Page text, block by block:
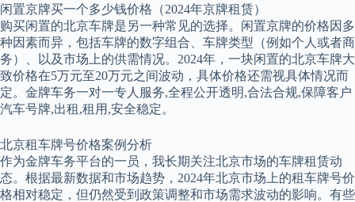
闲置京牌买一个多少钱价格（2024年京牌租赁）
购买闲置的北京车牌是另一种常见的选择。闲置京牌的价格因多
种因素而异，包括车牌的数字组合、车牌类型（例如个人或者商
务）、以及市场上的供需情况。2024年，一块闲置的北京车牌大
致价格在5万元至20万元之间波动，具体价格还需视具体情况而
定。金牌车务一对一专人服务,全程公开透明,合法合规,保障客户
汽车号牌,出租,租用,安全稳定。
北京租车牌号价格案例分析
作为金牌车务平台的一员，我长期关注北京市场的车牌租赁动
态。根据最新数据和市场趋势，2024年北京市场上的租车牌号价
格相对稳定，但仍然受到政策调整和市场需求波动的影响。有些